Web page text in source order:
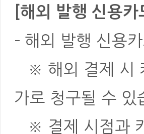
[해외 발행 신용카
- 해외 발행 신용
※ 해외 결제 시
가로 청구될 수 있
※ 결제 시점과